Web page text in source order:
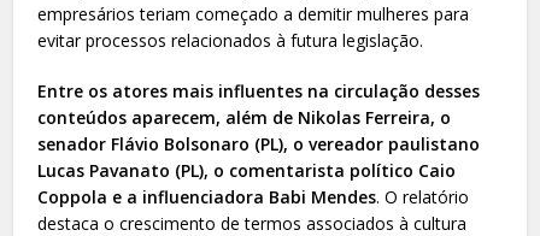
empresários teriam começado a demitir mulheres para
evitar processos relacionados à futura legislação.
Entre os atores mais influentes na circulação desses
conteúdos aparecem, além de Nikolas Ferreira, o
senador Flávio Bolsonaro (PL), o vereador paulistano
Lucas Pavanato (PL), o comentarista político Caio
Coppola e a influenciadora Babi Mendes. O relatório
destaca o crescimento de termos associados à cultura